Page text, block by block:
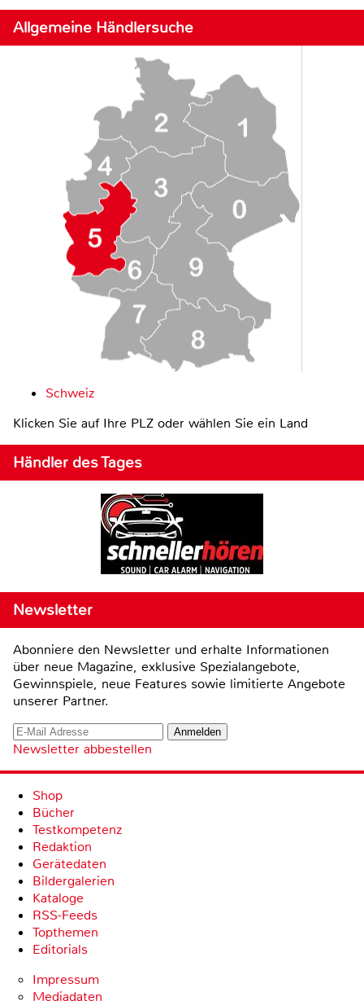
Allgemeine Händlersuche
Schweiz
Klicken Sie auf Ihre PLZ oder wählen Sie ein Land
Händler des Tages
Newsletter
Abonniere den Newsletter und erhalte Informationen
über neue Magazine, exklusive Spezialangebote,
Gewinnspiele, neue Features sowie limitierte Angebote
unserer Partner.
Newsletter abbestellen
Shop
Bücher
Testkompetenz
Redaktion
Gerätedaten
Bildergalerien
Kataloge
RSS-Feeds
Topthemen
Editorials
Impressum
Mediadaten